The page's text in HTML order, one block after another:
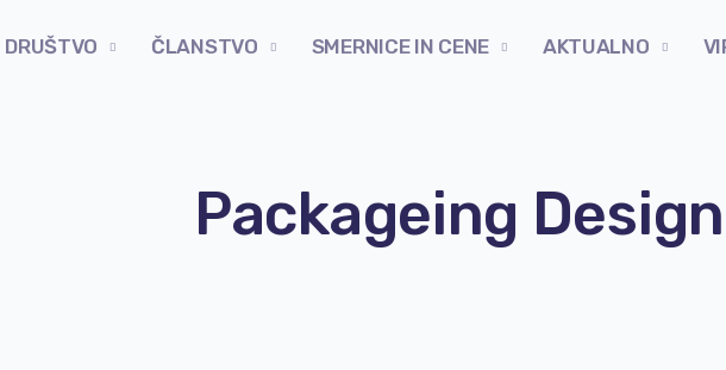
DRUŠTVO ČLANSTVO SMERNICE IN CENE AKTUALNO
Packageing Design